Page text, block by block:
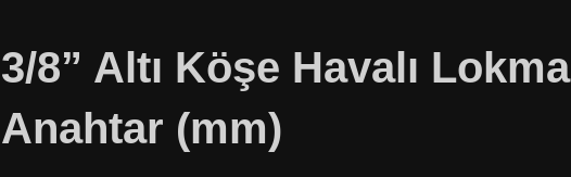
3/8” Altı Köşe Havalı Lokma
Anahtar (mm)